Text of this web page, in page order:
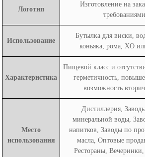
Логотип
Изготовление на
Использование
Бутылка для виски,
коньяка, рома, XO
Характеристика
Пищевой класс и
герметичность,
возможность
Место
использования
Дистиллерия,
минеральной воды,
напитков, Заводы по
масла, Оптовые
Рестораны,